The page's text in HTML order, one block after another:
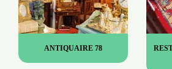
ANTIQUAIRE 78